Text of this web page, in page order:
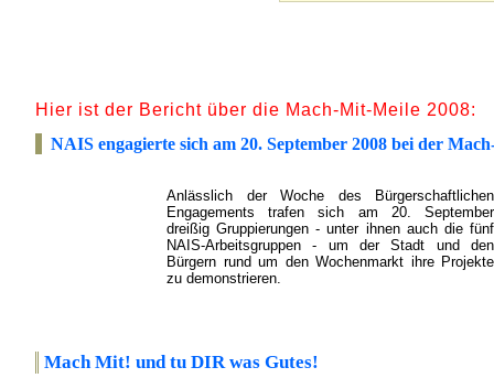
Hier ist der Bericht über die Mach-Mit-Meile 2008:
NAIS engagierte sich am 20. September 2008 bei der
Anlässlich der Woche des Bürgerschaftlichen
Engagements trafen sich am 20. September
dreißig Gruppierungen - unter ihnen auch die fünf
NAIS-Arbeitsgruppen - um der Stadt und den
Bürgern rund um den Wochenmarkt ihre Projekte
zu demonstrieren.
Mach Mit! und tu DIR was Gutes!